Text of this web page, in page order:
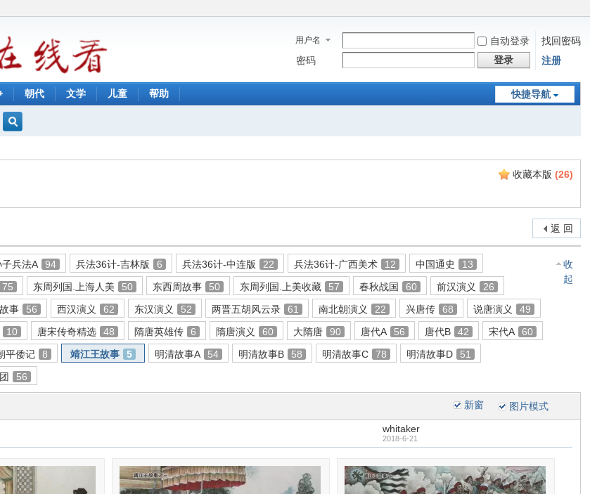
用户名 自动登录
找回密码
密码
登录 注册
快捷导航
朝代 文学 儿童 帮助
收藏本版 (26)
返 回
收
起
子兵法A 94 兵法36计-吉林版 6 兵法36计-中连版 22 兵法36计-广西美术 12 中国通史
13
75 东周列国.上海人美 50 东西周故事 50 东周列国.上美收藏 57 春秋战国 60 前汉演义
26
事 56 西汉演义 62 东汉演义 52 两晋五胡风云录 61 南北朝演义 22 兴唐传 68 说唐演义
49
10 唐宋传奇精选 48 隋唐英雄传 6 隋唐演义 60 大隋唐 90 唐代A 56 唐代B 42 宋代A
60
平倭记 8 靖江王故事 5 明清故事A 54 明清故事B 58 明清故事C 78 明清故事D
51
56
新窗 图片模式
whitaker
2018-6-21